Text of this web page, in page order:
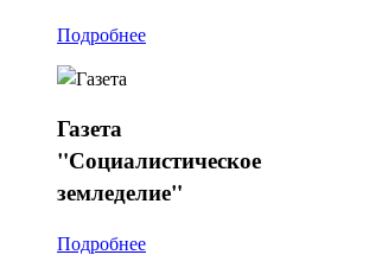
Подробнее
Газета
"Социалистическое
земледелие"
Подробнее